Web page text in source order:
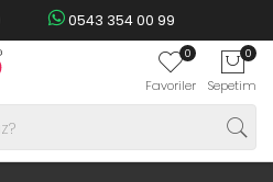
0543 354 00 99
0
Favoriler
0
Sepetim